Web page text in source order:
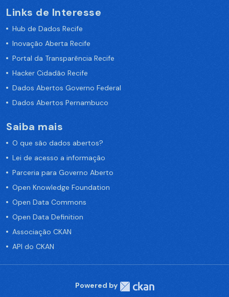
Links de Interesse
Hub de Dados Recife
Inovação Aberta Recife
Portal da Transparência Recife
Hacker Cidadão Recife
Dados Abertos Governo Federal
Dados Abertos Pernambuco
Saiba mais
O que são dados abertos?
Lei de acesso a informação
Parceria para Governo Aberto
Open Knowledge Foundation
Open Data Commons
Open Data Definition
Associação CKAN
API do CKAN
Powered by